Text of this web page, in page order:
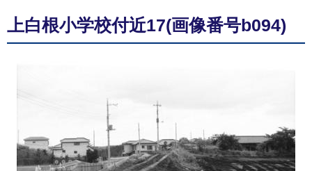
上白根小学校付近17(画像番号b094)